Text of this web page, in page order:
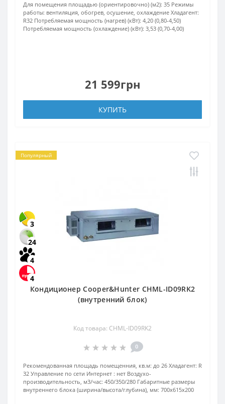
Для помещения площадью (ориентировочно) (м2): 35 Режимы
работы: вентиляция, обогрев, осушение, охлаждение Хладагент:
R32 Потребляемая мощность (нагрев) (кВт): 4,20 (0,80-4,50)
Потребляемая мощность (охлаждение) (кВт): 3,53 (0,70-4,00)
21 599грн
КУПИТЬ
Популярный
3
24
4
4
Кондиционер Cooper&Hunter CHML-ID09RK2
(внутренний блок)
Код товара: CHML-ID09RK2
0
Рекомендованная площадь помещенния, кв.м: до 26 Хладагент: R
32 Управление по сети Интернет : нет Воздухо-
производительность, м3/час: 450/350/280 Габаритные размеры
внутреннего блока (ширина/высота/глубина), мм: 700х615х200